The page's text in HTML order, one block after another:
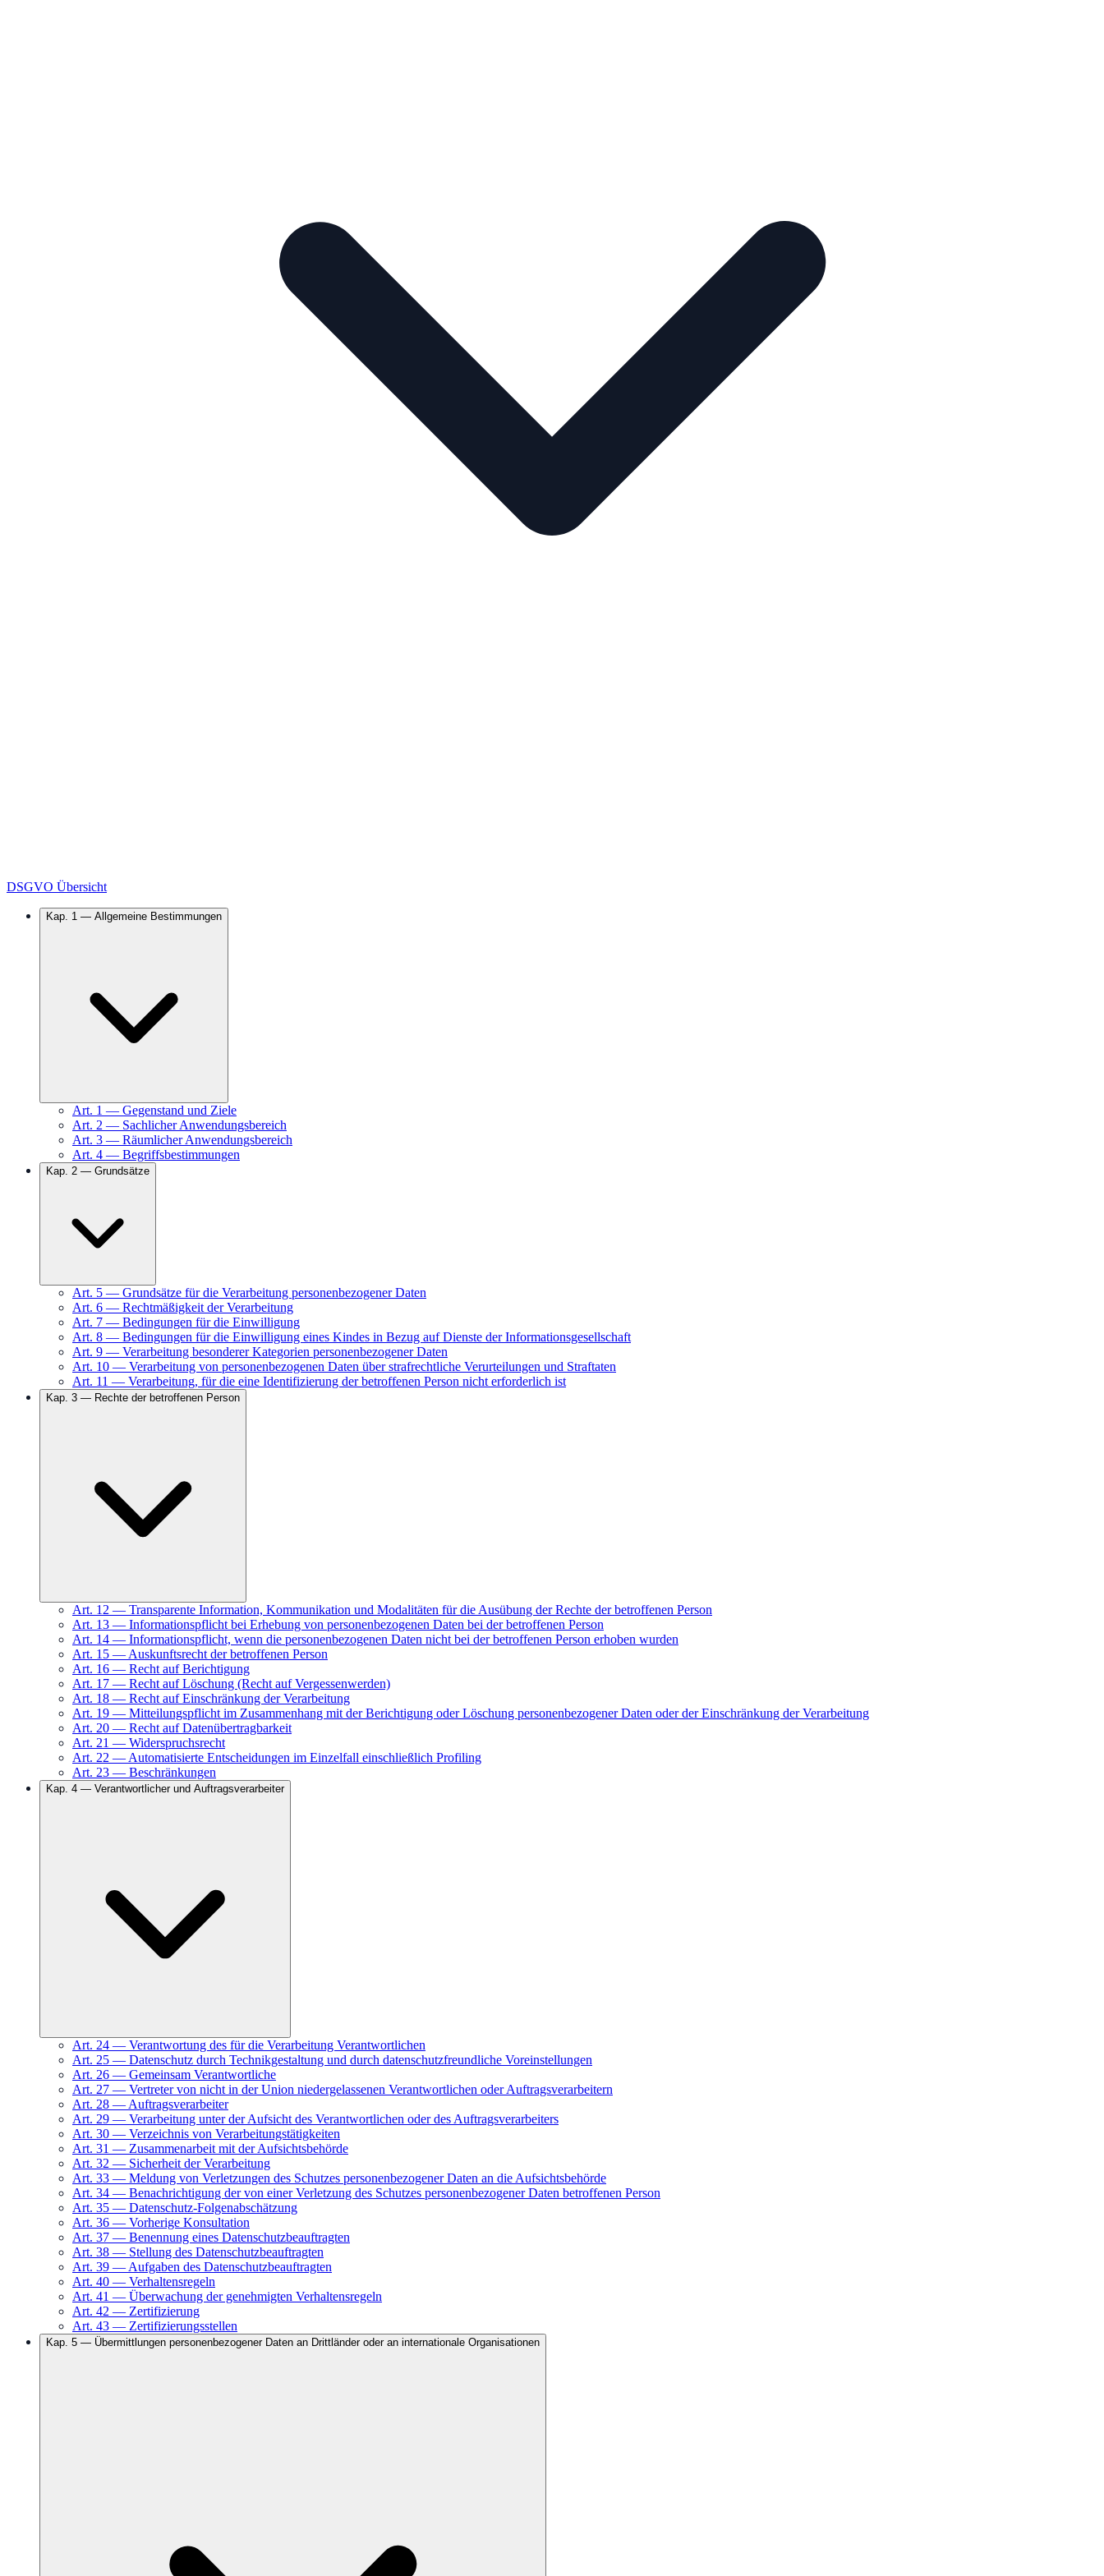
DSGVO Übersicht
Kap. 1 — Allgemeine Bestimmungen
Art. 1 — Gegenstand und Ziele
Art. 2 — Sachlicher Anwendungsbereich
Art. 3 — Räumlicher Anwendungsbereich
Art. 4 — Begriffsbestimmungen
Kap. 2 — Grundsätze
Art. 5 — Grundsätze für die Verarbeitung personenbezogener Daten
Art. 6 — Rechtmäßigkeit der Verarbeitung
Art. 7 — Bedingungen für die Einwilligung
Art. 8 — Bedingungen für die Einwilligung eines Kindes in Bezug auf Dienste der Informationsgesellschaft
Art. 9 — Verarbeitung besonderer Kategorien personenbezogener Daten
Art. 10 — Verarbeitung von personenbezogenen Daten über strafrechtliche Verurteilungen und Straftaten
Art. 11 — Verarbeitung, für die eine Identifizierung der betroffenen Person nicht erforderlich ist
Kap. 3 — Rechte der betroffenen Person
Art. 12 — Transparente Information, Kommunikation und Modalitäten für die Ausübung der Rechte der betroffenen Person
Art. 13 — Informationspflicht bei Erhebung von personenbezogenen Daten bei der betroffenen Person
Art. 14 — Informationspflicht, wenn die personenbezogenen Daten nicht bei der betroffenen Person erhoben wurden
Art. 15 — Auskunftsrecht der betroffenen Person
Art. 16 — Recht auf Berichtigung
Art. 17 — Recht auf Löschung (Recht auf Vergessenwerden)
Art. 18 — Recht auf Einschränkung der Verarbeitung
Art. 19 — Mitteilungspflicht im Zusammenhang mit der Berichtigung oder Löschung personenbezogener Daten oder der Einschränkung der Verarbeitung
Art. 20 — Recht auf Datenübertragbarkeit
Art. 21 — Widerspruchsrecht
Art. 22 — Automatisierte Entscheidungen im Einzelfall einschließlich Profiling
Art. 23 — Beschränkungen
Kap. 4 — Verantwortlicher und Auftragsverarbeiter
Art. 24 — Verantwortung des für die Verarbeitung Verantwortlichen
Art. 25 — Datenschutz durch Technikgestaltung und durch datenschutzfreundliche Voreinstellungen
Art. 26 — Gemeinsam Verantwortliche
Art. 27 — Vertreter von nicht in der Union niedergelassenen Verantwortlichen oder Auftragsverarbeitern
Art. 28 — Auftragsverarbeiter
Art. 29 — Verarbeitung unter der Aufsicht des Verantwortlichen oder des Auftragsverarbeiters
Art. 30 — Verzeichnis von Verarbeitungstätigkeiten
Art. 31 — Zusammenarbeit mit der Aufsichtsbehörde
Art. 32 — Sicherheit der Verarbeitung
Art. 33 — Meldung von Verletzungen des Schutzes personenbezogener Daten an die Aufsichtsbehörde
Art. 34 — Benachrichtigung der von einer Verletzung des Schutzes personenbezogener Daten betroffenen Person
Art. 35 — Datenschutz-Folgenabschätzung
Art. 36 — Vorherige Konsultation
Art. 37 — Benennung eines Datenschutzbeauftragten
Art. 38 — Stellung des Datenschutzbeauftragten
Art. 39 — Aufgaben des Datenschutzbeauftragten
Art. 40 — Verhaltensregeln
Art. 41 — Überwachung der genehmigten Verhaltensregeln
Art. 42 — Zertifizierung
Art. 43 — Zertifizierungsstellen
Kap. 5 — Übermittlungen personenbezogener Daten an Drittländer oder an internationale Organisationen